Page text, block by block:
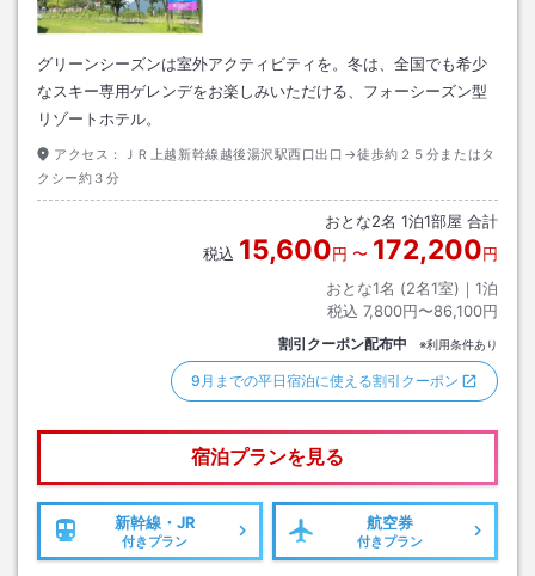
グリーンシーズンは室外アクティビティを。冬は、全国でも希少
なスキー専用ゲレンデをお楽しみいただける、フォーシーズン型
リゾートホテル。
アクセス：
ＪＲ上越新幹線越後湯沢駅西口出口→徒歩約２５分またはタ
クシー約３分
おとな2名 1泊1部屋 合計
税込 15,600円 〜 172,200円
おとな1名 (2名1室)｜ 1泊
税込 7,800円〜86,100円
割引クーポン配布中 ※利用条件あり
9月までの平日宿泊に使える割引クーポン
宿泊プランを見る
新幹線・JR
付きプラン
航空券
付きプラン